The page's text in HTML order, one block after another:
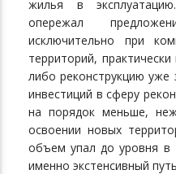
жилья в
опережал
исключительно при
территорий,
либо реконструкцию
инвестиций в сферу
на порядок меньше,
освоении новых
объем упал до уровня в
именно экстенсивный